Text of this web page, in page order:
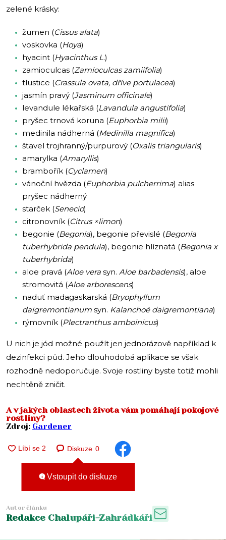
zelené krásky:
žumen (Cissus alata)
voskovka (Hoya)
hyacint (Hyacinthus L.)
zamioculcas (Zamioculcas zamiifolia)
tlustice (Crassula ovata, dříve portulacea)
jasmín pravý (Jasminum officinale)
levandule lékařská (Lavandula angustifolia)
pryšec trnová koruna (Euphorbia milii)
medinila nádherná (Medinilla magnifica)
šťavel trojhranný/purpurový (Oxalis triangularis)
amarylka (Amaryllis)
brambořík (Cyclamen)
vánoční hvězda (Euphorbia pulcherrima) alias
pryšec nádherný
starček (Senecio)
citronovník (Citrus ×limon)
begonie (Begonia), begonie převislé (Begonia
tuberhybrida pendula), begonie hlíznatá (Begonia x
tuberhybrida)
aloe pravá (Aloe vera syn. Aloe barbadensis), aloe
stromovitá (Aloe arborescens)
naduť madagaskarská (Bryophyllum
daigremontianum syn. Kalanchoë daigremontiana)
rýmovník (Plectranthus amboinicus)
U nich je jód možné použít jen jednorázově například k
dezinfekci půd. Jeho dlouhodobá aplikace se však
rozhodně nedoporučuje. Svoje rostliny byste totiž mohli
nechtěně zničit.
A v jakých oblastech života vám pomáhají pokojové
rostliny?
Zdroj: Gardener
Diskuze 0
Vstoupit do diskuze
Autor článku
Redakce Chalupáři-Zahrádkáři